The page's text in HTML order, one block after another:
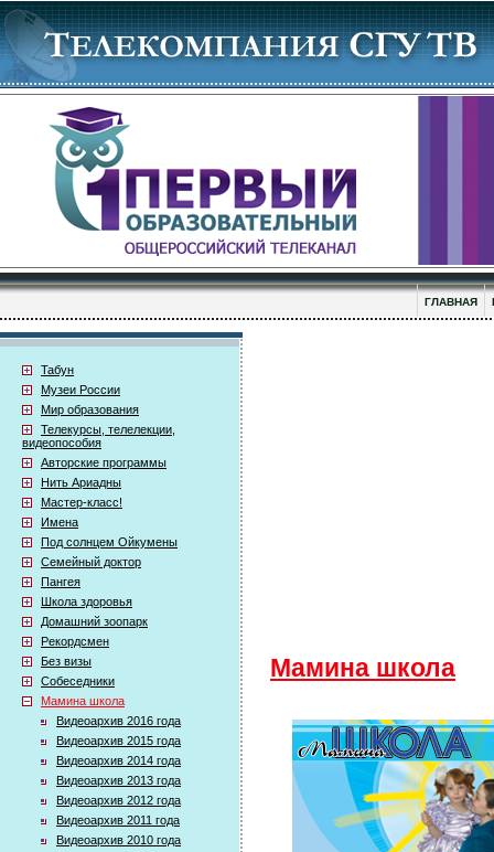
ГЛАВНАЯ
Табун
Музеи России
Мир образования
Телекурсы, телелекции,
видеопособия
Авторские программы
Нить Ариадны
Мастер-класс!
Имена
Под солнцем Ойкумены
Семейный доктор
Пангея
Школа здоровья
Домашний зоопарк
Рекордсмен
Без визы
Собеседники
Мамина школа
Видеоархив 2016 года
Видеоархив 2015 года
Видеоархив 2014 года
Видеоархив 2013 года
Видеоархив 2012 года
Видеоархив 2011 года
Видеоархив 2010 года
Мамина школа